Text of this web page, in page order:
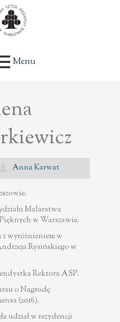
Menu
Anna Karwat
Malarstwa
w Warszawie.
z wyróżnieniem w
Rysińskiego w
Rektora ASP.
o Nagrodę
(2016).
udział w rezydencji